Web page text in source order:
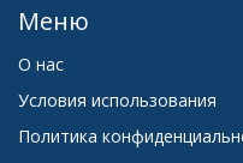
Меню
О нас
Условия использования
Политика